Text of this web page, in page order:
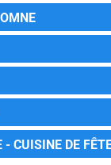
- CUISINE DE